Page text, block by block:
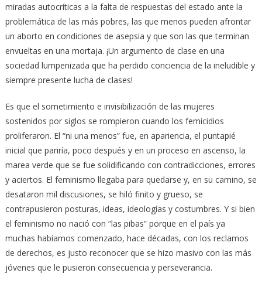
miradas autocríticas a la falta de respuestas del estado ante la
problemática de las más pobres, las que menos pueden afrontar
un aborto en condiciones de asepsia y que son las que terminan
envueltas en una mortaja. ¡Un argumento de clase en una
sociedad lumpenizada que ha perdido conciencia de la ineludible y
siempre presente lucha de clases!
Es que el sometimiento e invisibilización de las mujeres
sostenidos por siglos se rompieron cuando los femicidios
proliferaron. El “ni una menos” fue, en apariencia, el puntapié
inicial que pariría, poco después y en un proceso en ascenso, la
marea verde que se fue solidificando con contradicciones, errores
y aciertos. El feminismo llegaba para quedarse y, en su camino, se
desataron mil discusiones, se hiló finito y grueso, se
contrapusieron posturas, ideas, ideologías y costumbres. Y si bien
el feminismo no nació con “las pibas” porque en el país ya
muchas habíamos comenzado, hace décadas, con los reclamos
de derechos, es justo reconocer que se hizo masivo con las más
jóvenes que le pusieron consecuencia y perseverancia.